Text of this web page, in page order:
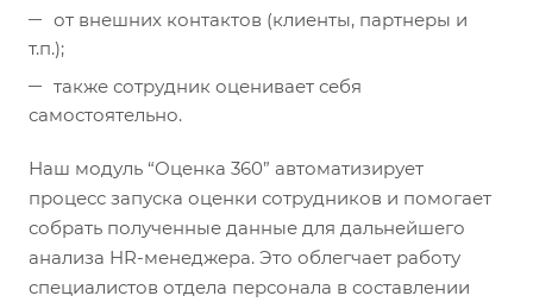
от внешних контактов (клиенты, партнеры и
т.п.);
также сотрудник оценивает себя
самостоятельно.
Наш модуль “Оценка 360” автоматизирует
процесс запуска оценки сотрудников и помогает
собрать полученные данные для дальнейшего
анализа HR-менеджера. Это облегчает работу
специалистов отдела персонала в составлении